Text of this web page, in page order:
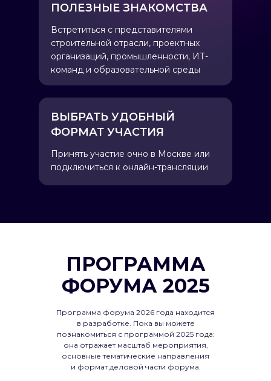
Встретиться с представителями
строительной отрасли, проектных
организаций, промышленности, ИТ-
команд и образовательной среды
ПОЛЕЗНЫЕ ЗНАКОМСТВА
Принять участие очно в Москве или
подключиться к онлайн-трансляции
ВЫБРАТЬ УДОБНЫЙ
ФОРМАТ УЧАСТИЯ
ПРОГРАММА
ФОРУМА 2025
Программа форума 2026 года находится
в разработке. Пока вы можете
познакомиться с программой 2025 года:
она отражает масштаб мероприятия,
основные тематические направления
и формат деловой части форума.